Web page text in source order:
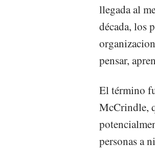
llegada al
década, los
pensar,
El término
McCrindle,
personas a